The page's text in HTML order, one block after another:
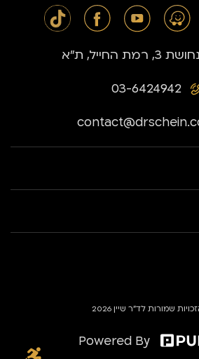
03-6424942
החייל, ת״א
שמורות לד״ר שיין 2026
Powered By